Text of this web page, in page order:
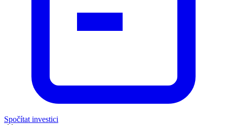
Spočítat investici